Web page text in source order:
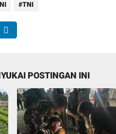
TNI
POSTINGAN INI